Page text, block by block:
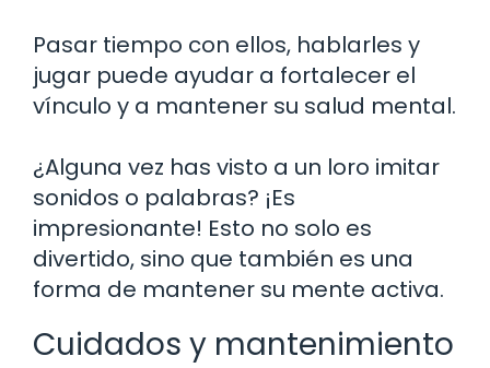
Pasar tiempo con ellos, hablarles y
jugar puede ayudar a fortalecer el
vínculo y a mantener su salud mental.
¿Alguna vez has visto a un loro imitar
sonidos o palabras? ¡Es
impresionante! Esto no solo es
divertido, sino que también es una
forma de mantener su mente activa.
Cuidados y mantenimiento